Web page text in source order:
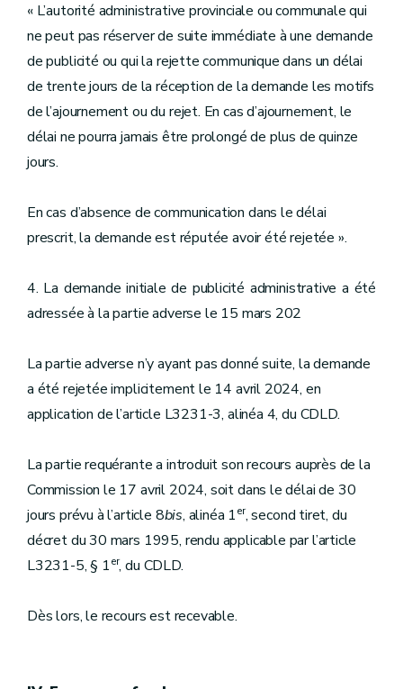
« L’autorité administrative provinciale ou communale qui
ne peut pas réserver de suite immédiate à une demande
de publicité ou qui la rejette communique dans un délai
de trente jours de la réception de la demande les motifs
de l’ajournement ou du rejet. En cas d’ajournement, le
délai ne pourra jamais être prolongé de plus de quinze
jours.
En cas d’absence de communication dans le délai
prescrit, la demande est réputée avoir été rejetée ».
4. La demande initiale de publicité administrative a été
adressée à la partie adverse le 15 mars 202
La partie adverse n’y ayant pas donné suite, la demande
a été rejetée implicitement le 14 avril 2024, en
application de l’article L3231-3, alinéa 4, du CDLD.
La partie requérante a introduit son recours auprès de la
Commission le 17 avril 2024, soit dans le délai de 30
jours prévu à l’article 8bis, alinéa 1er, second tiret, du
décret du 30 mars 1995, rendu applicable par l’article
L3231-5, § 1er, du CDLD.
Dès lors, le recours est recevable.